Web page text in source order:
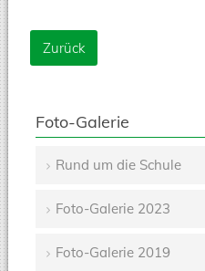
Zurück
Foto-Galerie
überspringen
Rund um die Schule
Foto-Galerie 2023
Foto-Galerie 2019